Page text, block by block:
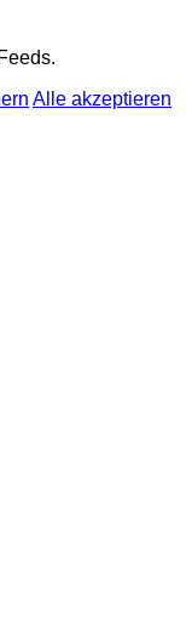
Alle akzeptieren